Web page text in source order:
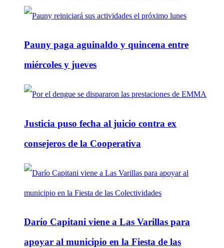
Pauny paga aguinaldo y quincena entre
miércoles y jueves
Justicia puso fecha al juicio contra ex
consejeros de la Cooperativa
Darío Capitani viene a Las Varillas para
apoyar al municipio en la Fiesta de las